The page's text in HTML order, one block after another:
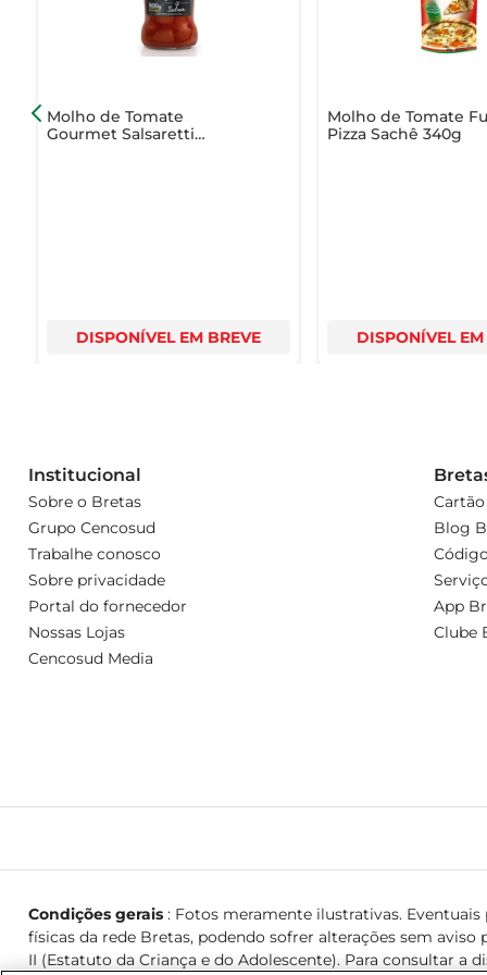
Molho de Tomate
Gourmet Salsaretti
DISPONÍVEL EM BREVE
Molho de Tomate
Pizza Sachê 340g
DISPONÍVEL EM
Institucional
Sobre o Bretas
Grupo Cencosud
Trabalhe conosco
Sobre privacidade
Portal do fornecedor
Nossas Lojas
Cencosud Media
Blog
App
Clube
Condições gerais: Fotos meramente ilustrativas. Eventuais
físicas da rede Bretas, podendo sofrer alterações sem aviso
II (Estatuto da Criança e do Adolescente). Para consultar a